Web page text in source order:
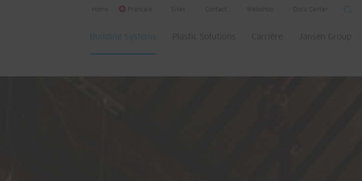
Home Français Sites Contact Webshop Docu Center
Building Systems